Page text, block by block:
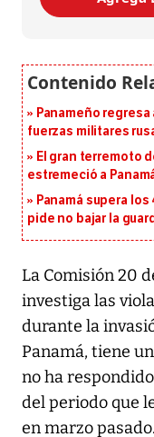
Panameño
fuerzas militares
El gran terremoto
estremeció a
Panamá supera
pide no bajar la
La Comisión 20
investiga las
durante la
Panamá, tiene
no ha
del periodo que
en marzo pasado.